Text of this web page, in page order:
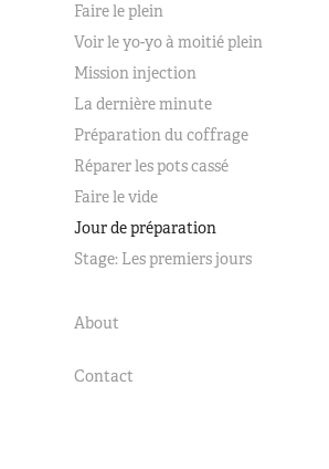
Faire le plein
Voir le yo-yo à moitié plein
Mission injection
La dernière minute
Préparation du coffrage
Réparer les pots cassé
Faire le vide
Jour de préparation
Stage: Les premiers jours
About
Contact